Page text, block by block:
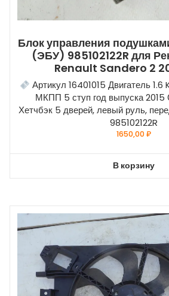
Блок управления
(ЭБУ) 985102122R для
Renault Sandero 2
Артикул 16401015 Двигатель 1.6
МКПП 5 ступ год выпуска 2015
Хетчбэк 5 дверей, левый руль,
985102122R
1650,00₽
В корзину